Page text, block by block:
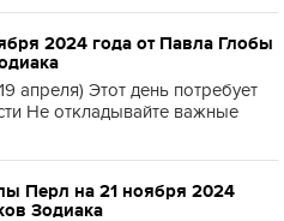
2024 года от Павла Глобы
апреля) Этот день потребует
Не откладывайте важные
Перл на 21 ноября 2024
Зодиака